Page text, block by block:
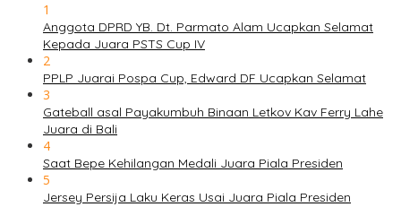
1
Anggota DPRD YB. Dt. Parmato Alam Ucapkan Selamat
Kepada Juara PSTS Cup IV
2
PPLP Juarai Pospa Cup, Edward DF Ucapkan Selamat
3
Gateball asal Payakumbuh Binaan Letkov Kav Ferry Lahe
Juara di Bali
4
Saat Bepe Kehilangan Medali Juara Piala Presiden
5
Jersey Persija Laku Keras Usai Juara Piala Presiden